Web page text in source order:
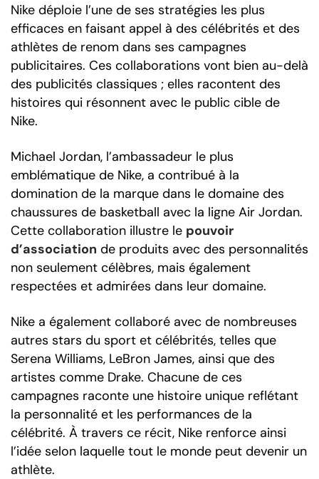
Nike déploie l’une de ses stratégies les plus
efficaces en faisant appel à des célébrités et des
athlètes de renom dans ses campagnes
publicitaires. Ces collaborations vont bien au-delà
des publicités classiques ; elles racontent des
histoires qui résonnent avec le public cible de
Nike.
Michael Jordan, l’ambassadeur le plus
emblématique de Nike, a contribué à la
domination de la marque dans le domaine des
chaussures de basketball avec la ligne Air Jordan.
Cette collaboration illustre le pouvoir
d’association de produits avec des personnalités
non seulement célèbres, mais également
respectées et admirées dans leur domaine.
Nike a également collaboré avec de nombreuses
autres stars du sport et célébrités, telles que
Serena Williams, LeBron James, ainsi que des
artistes comme Drake. Chacune de ces
campagnes raconte une histoire unique reflétant
la personnalité et les performances de la
célébrité. À travers ce récit, Nike renforce ainsi
l’idée selon laquelle tout le monde peut devenir un
athlète.